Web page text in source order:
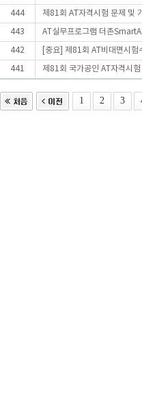
444 제81회 AT자격시험 문제 및
443 AT실무프로그램 더존
442 [중요] 제81회 AT비대면시험
441 제81회 국가공인 AT자격시
1 2 3